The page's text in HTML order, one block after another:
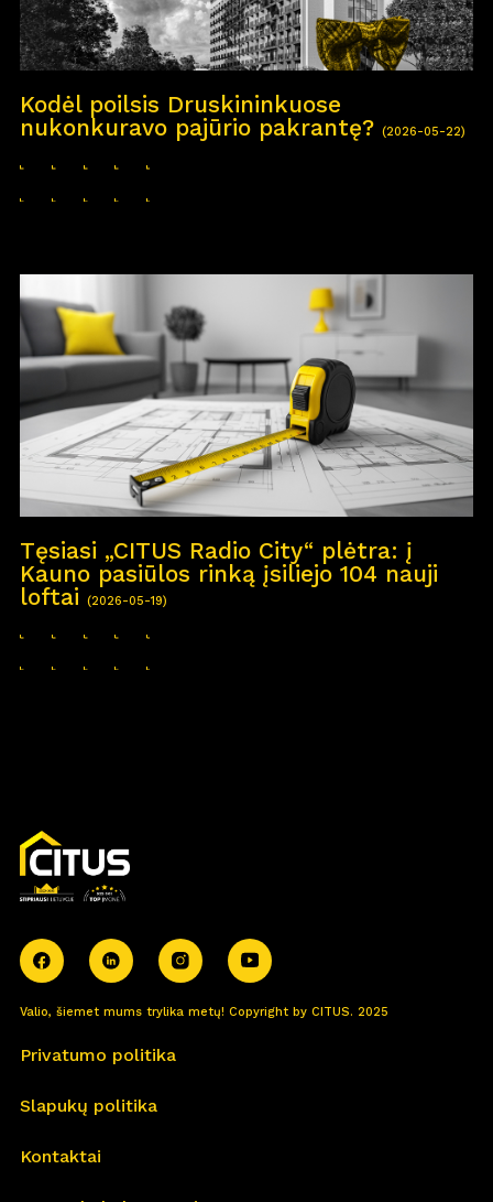
Kodėl poilsis Druskininkuose
nukonkuravo pajūrio pakrantę? (2026-05-22)
Tęsiasi „CITUS Radio City“ plėtra: į
Kauno pasiūlos rinką įsiliejo 104 nauji
loftai
(2026-05-19)
Valio, šiemet mums trylika metų! Copyright by CITUS. 2025
Privatumo politika
Slapukų politika
Kontaktai